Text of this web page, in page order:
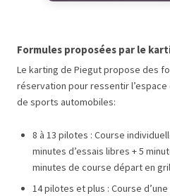
Formules proposées par le
Le karting de Piegut propose des
réservation pour ressentir l’espace
de sports automobiles:
8 à 13 pilotes : Course
minutes d’essais libres + 5
minutes de course départ en
14 pilotes et plus : Course